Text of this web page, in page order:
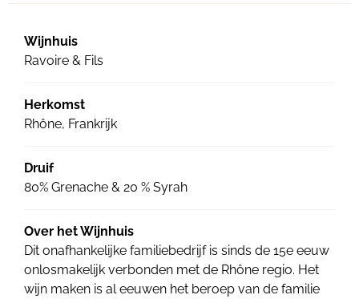
Wijnhuis
Ravoire & Fils
Herkomst
Rhône, Frankrijk
Druif
80% Grenache & 20 % Syrah
Over het Wijnhuis
Dit onafhankelijke familiebedrijf is sinds de 15e eeuw
onlosmakelijk verbonden met de Rhône regio. Het
wijn maken is al eeuwen het beroep van de familie